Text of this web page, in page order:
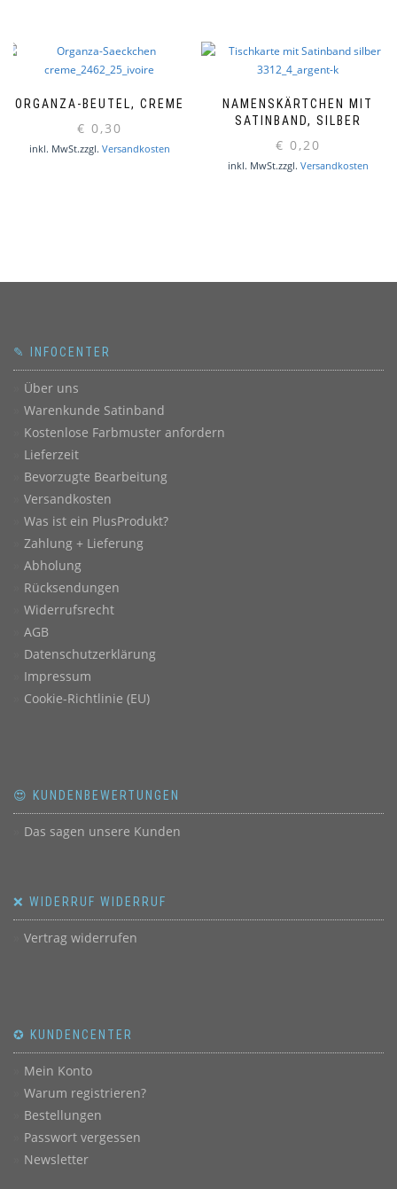
ORGANZA-BEUTEL, CREME
€ 0,30
inkl. MwSt.zzgl. Versandkosten
NAMENSKÄRTCHEN MIT
SATINBAND, SILBER
€ 0,20
inkl. MwSt.zzgl. Versandkosten
✎ INFOCENTER
Über uns
Warenkunde Satinband
Kostenlose Farbmuster anfordern
Lieferzeit
Bevorzugte Bearbeitung
Versandkosten
Was ist ein PlusProdukt?
Zahlung + Lieferung
Abholung
Rücksendungen
Widerrufsrecht
AGB
Datenschutzerklärung
Impressum
Cookie-Richtlinie (EU)
😍 KUNDENBEWERTUNGEN
Das sagen unsere Kunden
❌ WIDERRUF WIDERRUF
Vertrag widerrufen
✪ KUNDENCENTER
Mein Konto
Warum registrieren?
Bestellungen
Passwort vergessen
Newsletter